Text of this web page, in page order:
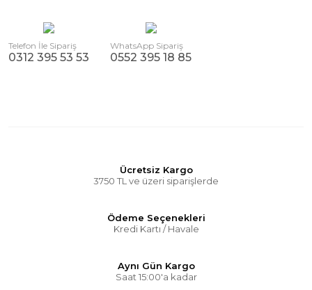
Telefon İle Sipariş
0312 395 53 53
WhatsApp Sipariş
0552 395 18 85
Ücretsiz Kargo
3750 TL ve üzeri siparişlerde
Ödeme Seçenekleri
Kredi Kartı / Havale
Aynı Gün Kargo
Saat 15:00'a kadar